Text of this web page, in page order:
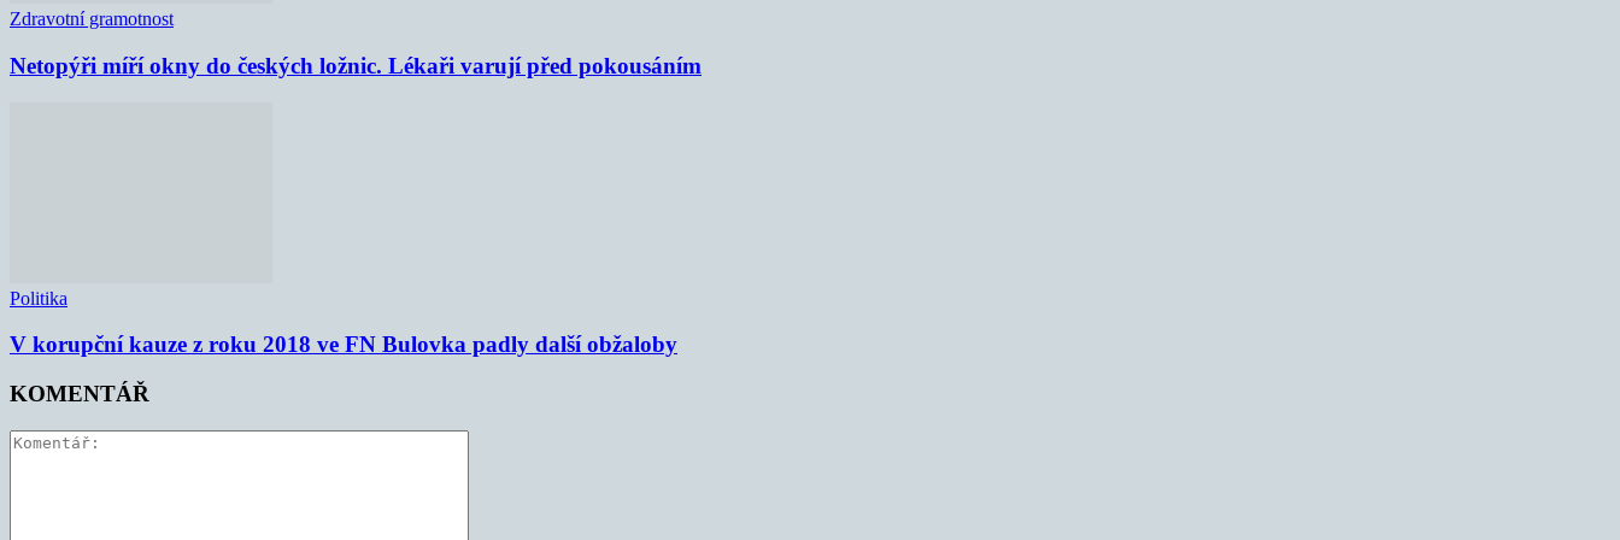
Zdravotní gramotnost
Netopýři míří okny do českých ložnic. Lékaři varují před pokousáním
Politika
V korupční kauze z roku 2018 ve FN Bulovka padly další obžaloby
KOMENTÁŘ